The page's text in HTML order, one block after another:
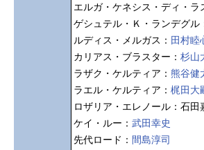
エルガ・ケネシス・ディ・ラ
ゲシュテル・Ｋ・ランデグル
ルディス・メルガス： 田村睦
カリアス・ブラスター： 杉山
ラザク・ケルティア： 熊谷健
ラエル・ケルティア： 梶田大
ロザリア・エレノール：石田
ケイ・ルー： 武田幸史
先代ロード： 間島淳司